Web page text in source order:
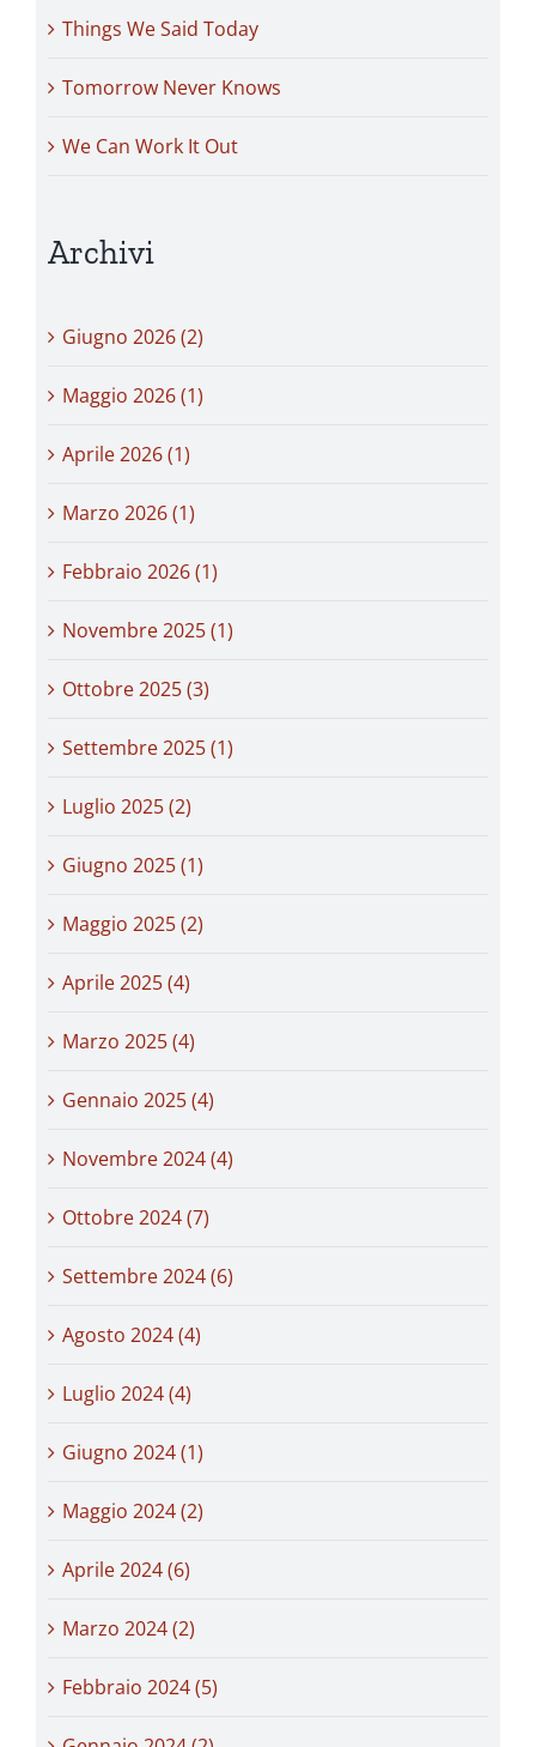
Things We Said Today
Tomorrow Never Knows
We Can Work It Out
Archivi
Giugno 2026 (2)
Maggio 2026 (1)
Aprile 2026 (1)
Marzo 2026 (1)
Febbraio 2026 (1)
Novembre 2025 (1)
Ottobre 2025 (3)
Settembre 2025 (1)
Luglio 2025 (2)
Giugno 2025 (1)
Maggio 2025 (2)
Aprile 2025 (4)
Marzo 2025 (4)
Gennaio 2025 (4)
Novembre 2024 (4)
Ottobre 2024 (7)
Settembre 2024 (6)
Agosto 2024 (4)
Luglio 2024 (4)
Giugno 2024 (1)
Maggio 2024 (2)
Aprile 2024 (6)
Marzo 2024 (2)
Febbraio 2024 (5)